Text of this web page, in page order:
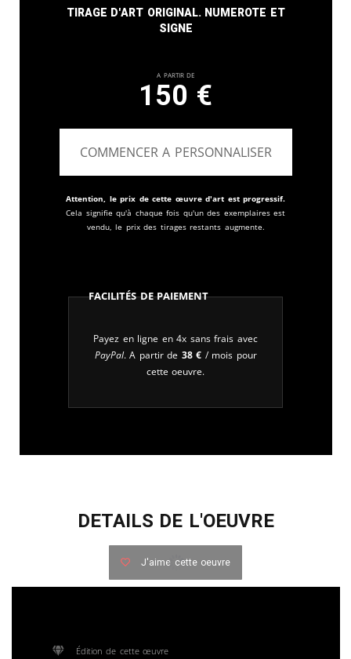
Tirage d'art original. Numerote et
signe
A partir de
150 €
COMMENCER A PERSONNALISER
Attention, le prix de cette œuvre d'art est progressif.
Cela signifie qu'à chaque fois qu'un des exemplaires est
vendu, le prix des tirages restants augmente.
Facilités de paiement
Payez en ligne en 4x sans frais avec
PayPal. A partir de 38 € / mois pour
cette oeuvre.
DETAILS DE L'OEUVRE
J'aime cette oeuvre
Édition de cette œuvre